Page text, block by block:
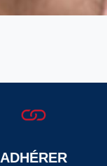
ADHÉRER